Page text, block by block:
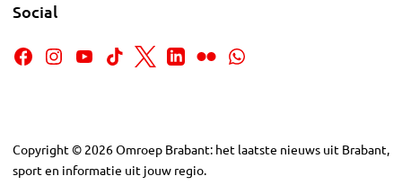
Social
Copyright © 2026Omroep Brabant: het laatste nieuws uit Brabant,
sport en informatie uit jouw regio.